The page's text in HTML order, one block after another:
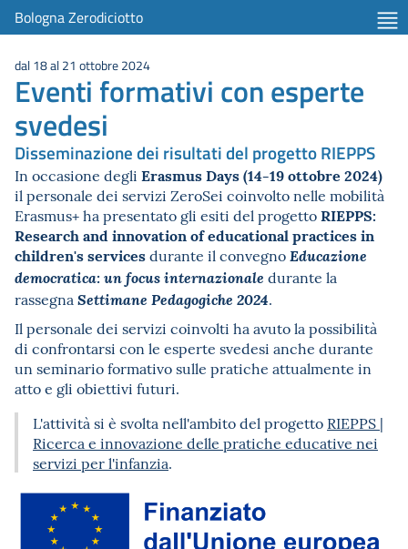
Bologna Zerodiciotto
dal 18 al 21 ottobre 2024
Eventi formativi con esperte
svedesi
Disseminazione dei risultati del progetto RIEPPS
In occasione degli Erasmus Days (14-19 ottobre 2024)
il personale dei servizi ZeroSei coinvolto nelle mobilità
Erasmus+ ha presentato gli esiti del progettoRIEPPS:
Research and innovation of educational practices in
children's servicesdurante il convegnoEducazione
democratica: un focus internazionale durante la
rassegna Settimane Pedagogiche 2024.
Il personale dei servizi coinvolti ha avuto la possibilità
di confrontarsi con le esperte svedesi anche durante
un seminario formativo sulle pratiche attualmente in
atto e gli obiettivi futuri.
L'attività si è svolta nell'ambito del progetto RIEPPS |
Ricerca e innovazione delle pratiche educative nei
servizi per l'infanzia.